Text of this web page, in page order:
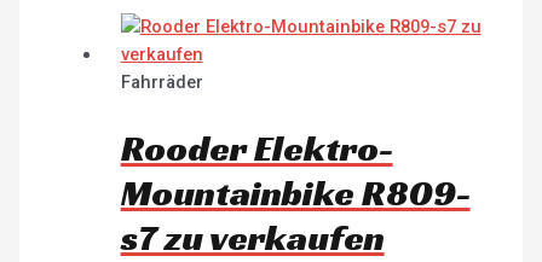
Fahrräder
Rooder Elektro-
Mountainbike R809-
s7 zu verkaufen